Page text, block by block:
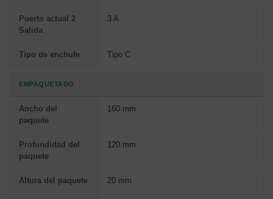
Puerto actual 2
Salida
3 A
Tipo de enchufe Tipo C
EMPAQUETADO
Ancho del
paquete
160 mm
Profundidad del
paquete
120 mm
Altura del paquete 20 mm